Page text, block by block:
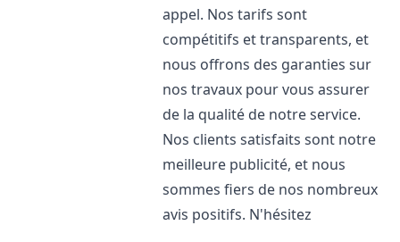
appel. Nos tarifs sont
compétitifs et transparents, et
nous offrons des garanties sur
nos travaux pour vous assurer
de la qualité de notre service.
Nos clients satisfaits sont notre
meilleure publicité, et nous
sommes fiers de nos nombreux
avis positifs. N'hésitez